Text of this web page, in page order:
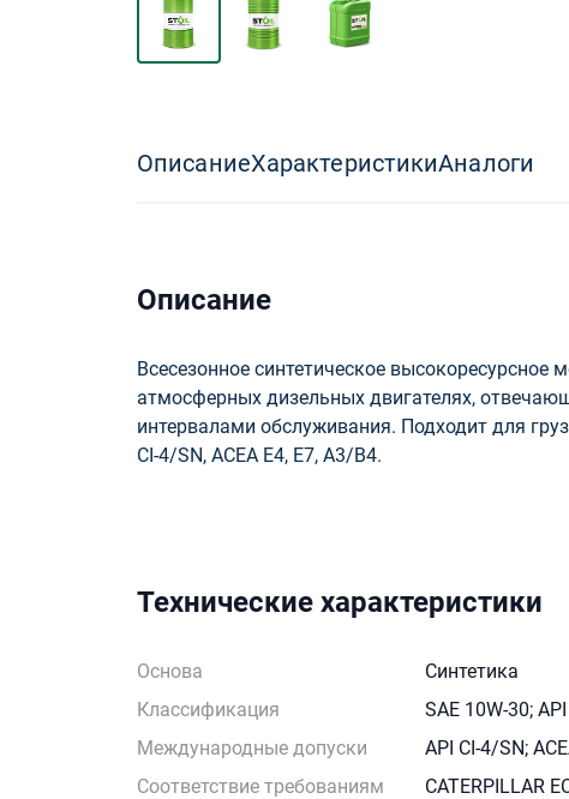
ОписаниеХарактеристикиАналоги
Описание
Всесезонное синтетическое
атмосферных дизельных двигателях,
интервалами обслуживания. Подходит для
CI-4/SN, ACEA E4, E7, A3/B4.
Технические характеристики
Основа
Синтетика
Классификация
SAE 10W-30;
Международные допуски
API CI-4/SN;
Соответствие требованиям
CATERPILLAR